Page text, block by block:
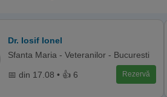
Dr. Iosif Ionel
Sfanta Maria - Veteranilor - Bucuresti
📅 din 17.08 • 👍 6 Rezervă